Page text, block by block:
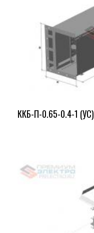
ККБ-П-0.65-0.4-1 (УС)